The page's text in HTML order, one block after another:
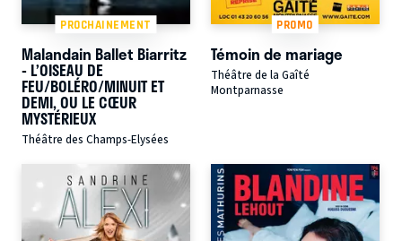
PROCHAINEMENT
Malandain Ballet Biarritz
- L’OISEAU DE
FEU/BOLÉRO/MINUIT ET
DEMI, OU LE CŒUR
MYSTÉRIEUX
Théâtre des Champs-Elysées
PROMO
Témoin de mariage
Théâtre de la Gaîté
Montparnasse